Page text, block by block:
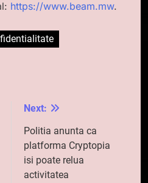
https://www.beam.mw.
Next:
Politia anunta ca
platforma Cryptopia
isi poate relua
activitatea